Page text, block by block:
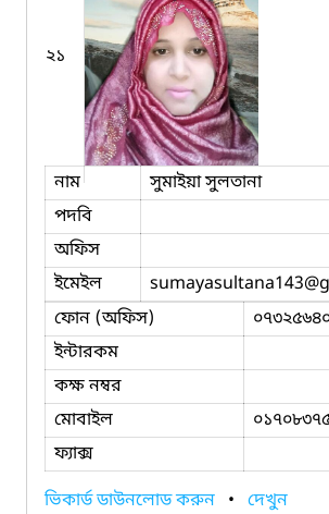
২১
নাম
সুমাইয়া সুলতানা
পদবি
অফিস
ইমেইল
sumayasultana143
ফোন (অফিস)
ইন্টারকম
কক্ষ নম্বর
মোবাইল
ফ্যাক্স
ভিকার্ড ডাউনলোড করুন • দেখুন